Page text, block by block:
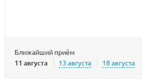
Ближайший приём
11 августа 13 августа 18 августа